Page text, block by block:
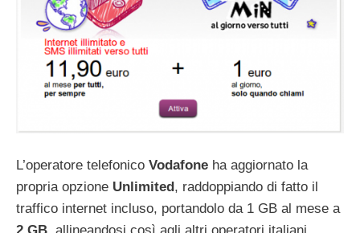
L’operatore telefonico Vodafone ha aggiornato la
propria opzione Unlimited, raddoppiando di fatto il
traffico internet incluso, portandolo da 1 GB al mese a
2 GB, allineandosi così agli altri operatori italiani.